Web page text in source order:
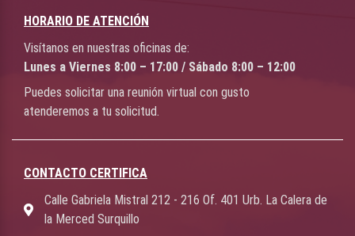
HORARIO DE ATENCIÓN
Visítanos en nuestras oficinas de:
Lunes a Viernes 8:00 – 17:00 / Sábado 8:00 – 12:00
Puedes solicitar una reunión virtual con gusto
atenderemos a tu solicitud.
CONTACTO CERTIFICA
Calle Gabriela Mistral 212 - 216 Of. 401 Urb. La Calera de
la Merced Surquillo